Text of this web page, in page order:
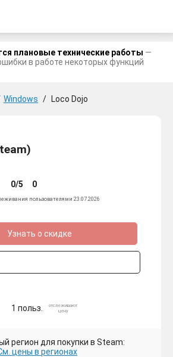
плановые технические работы —
в работе некоторых функций
Windows / Loco Dojo
0/5 0
пользователями 23.07.2026
Узнать о скидке
1 польз.
отслеживают
цену
регион для покупки в Steam:
цены в регионах